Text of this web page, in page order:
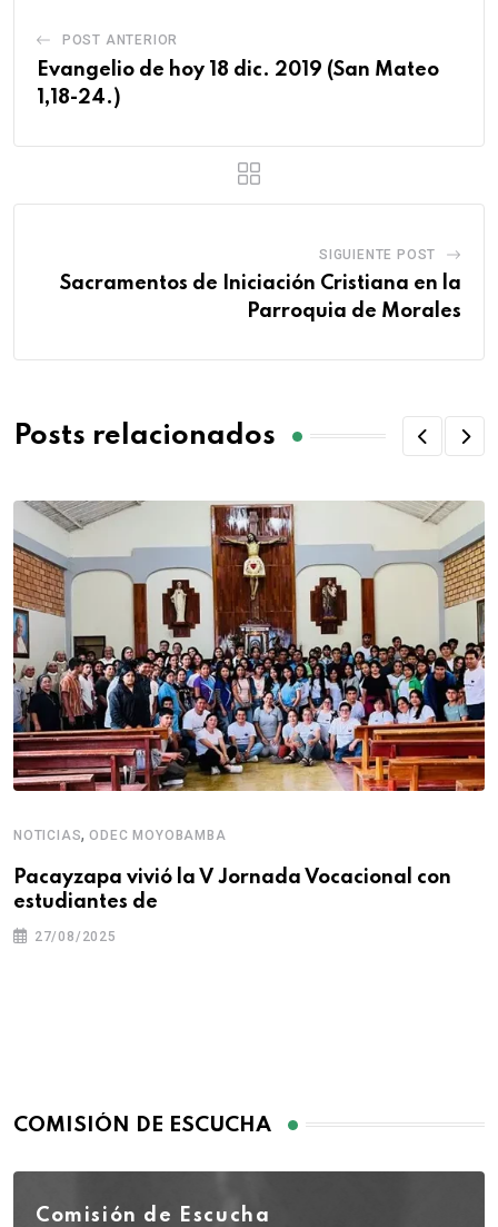
POST ANTERIOR
Evangelio de hoy 18 dic. 2019 (San Mateo
1,18-24.)
SIGUIENTE POST
Sacramentos de Iniciación Cristiana en la
Parroquia de Morales
Posts relacionados
NOTICIAS,ODEC MOYOBAMBA
Pacayzapa vivió la V Jornada Vocacional con
estudiantes de
27/08/2025
COMISIÓN DE ESCUCHA
Comisión de Escucha